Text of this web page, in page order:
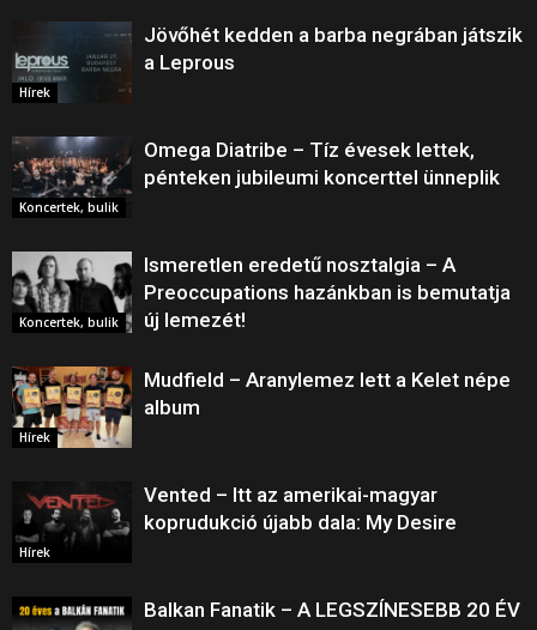
Hírek
Jövőhét kedden a barba negrában játszik
a Leprous
Koncertek, bulik
Omega Diatribe – Tíz évesek lettek,
pénteken jubileumi koncerttel ünneplik
Koncertek, bulik
Ismeretlen eredetű nosztalgia – A
Preoccupations hazánkban is bemutatja
új lemezét!
Hírek
Mudfield – Aranylemez lett a Kelet népe
album
Hírek
Vented – Itt az amerikai-magyar
koprudukció újabb dala: My Desire
Balkan Fanatik – A LEGSZÍNESEBB 20 ÉV